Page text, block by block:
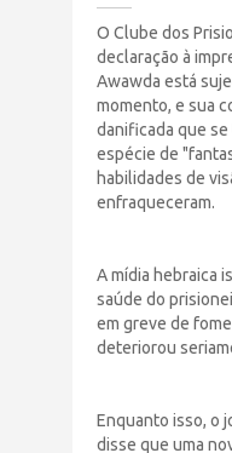
Junte-se a nós
PUBLICAÇÕES
CONTATO
O Clube dos
declaração à
Awawda está
momento, e sua
danificada que
espécie de
habilidades de
enfraqueceram.
A mídia hebraica
saúde do
em greve de
deteriorou
Enquanto isso, o
disse que uma